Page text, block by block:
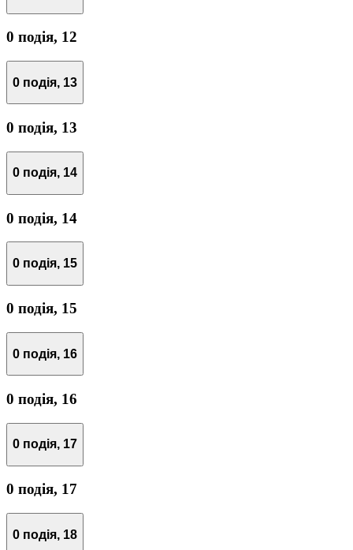
0 подія, 12
0 подія, 13
0 подія, 13
0 подія, 14
0 подія, 14
0 подія, 15
0 подія, 15
0 подія, 16
0 подія, 16
0 подія, 17
0 подія, 17
0 подія, 18